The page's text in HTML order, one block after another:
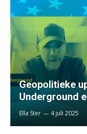
Geopolitieke
Underground
Ella Ster 4 juli 2025